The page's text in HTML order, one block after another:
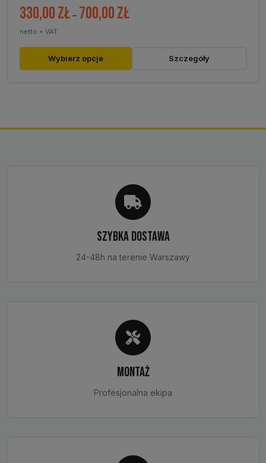
330,00zł – 700,00zł
330,00 zł
netto + VAT
Wybierz opcje
Ten
produkt
można
Szczegóły
SZYBKA DOSTAWA
24-48h na terenie Warszawy
MONTAŻ
Profesjonalna ekipa